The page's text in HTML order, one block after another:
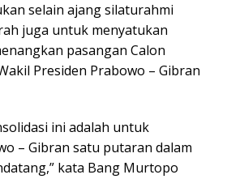
selain ajang silaturahmi
juga untuk menyatukan
pasangan Calon
Presiden Prabowo – Gibran
ini adalah untuk
– Gibran satu putaran dalam
kata Bang Murtopo